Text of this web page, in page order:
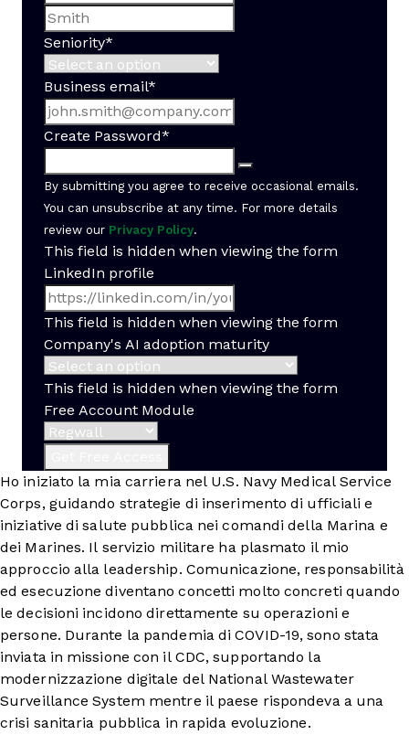
Seniority*
Business email*
Create Password*
By submitting you agree to receive occasional emails.
You can unsubscribe at any time. For more details
review our Privacy Policy.
This field is hidden when viewing the form
LinkedIn profile
This field is hidden when viewing the form
Company's AI adoption maturity
This field is hidden when viewing the form
Free Account Module
Ho iniziato la mia carriera nel U.S. Navy Medical Service
Corps, guidando strategie di inserimento di ufficiali e
iniziative di salute pubblica nei comandi della Marina e
dei Marines. Il servizio militare ha plasmato il mio
approccio alla leadership. Comunicazione, responsabilità
ed esecuzione diventano concetti molto concreti quando
le decisioni incidono direttamente su operazioni e
persone. Durante la pandemia di COVID-19, sono stata
inviata in missione con il CDC, supportando la
modernizzazione digitale del National Wastewater
Surveillance System mentre il paese rispondeva a una
crisi sanitaria pubblica in rapida evoluzione.